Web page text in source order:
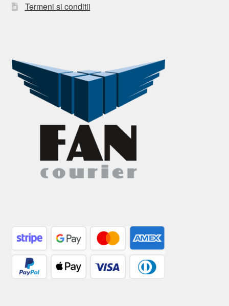
Termeni si conditii